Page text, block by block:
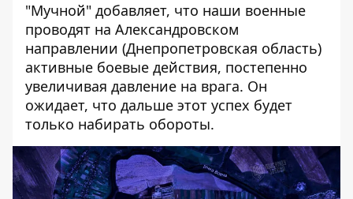
"Мучной" добавляет, что наши военные
проводят на Александровском
направлении (Днепропетровская область)
активные боевые действия, постепенно
увеличивая давление на врага. Он
ожидает, что дальше этот успех будет
только набирать обороты.